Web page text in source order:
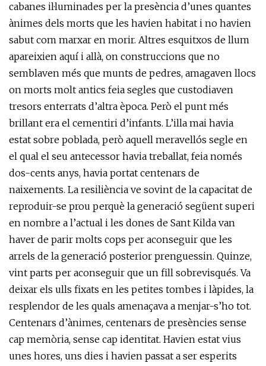
cabanes il·luminades per la presència d’unes quantes
ànimes dels morts que les havien habitat i no havien
sabut com marxar en morir. Altres esquitxos de llum
apareixien aquí i allà, on construccions que no
semblaven més que munts de pedres, amagaven llocs
on morts molt antics feia segles que custodiaven
tresors enterrats d’altra època. Però el punt més
brillant era el cementiri d’infants. L’illa mai havia
estat sobre poblada, però aquell meravellós segle en
el qual el seu antecessor havia treballat, feia només
dos-cents anys, havia portat centenars de
naixements. La resiliència ve sovint de la capacitat de
reproduir-se prou perquè la generació següent superi
en nombre a l’actual i les dones de Sant Kilda van
haver de parir molts cops per aconseguir que les
arrels de la generació posterior prenguessin. Quinze,
vint parts per aconseguir que un fill sobrevisqués. Va
deixar els ulls fixats en les petites tombes i làpides, la
resplendor de les quals amenaçava a menjar-s’ho tot.
Centenars d’ànimes, centenars de presències sense
cap memòria, sense cap identitat. Havien estat vius
unes hores, uns dies i havien passat a ser esperits